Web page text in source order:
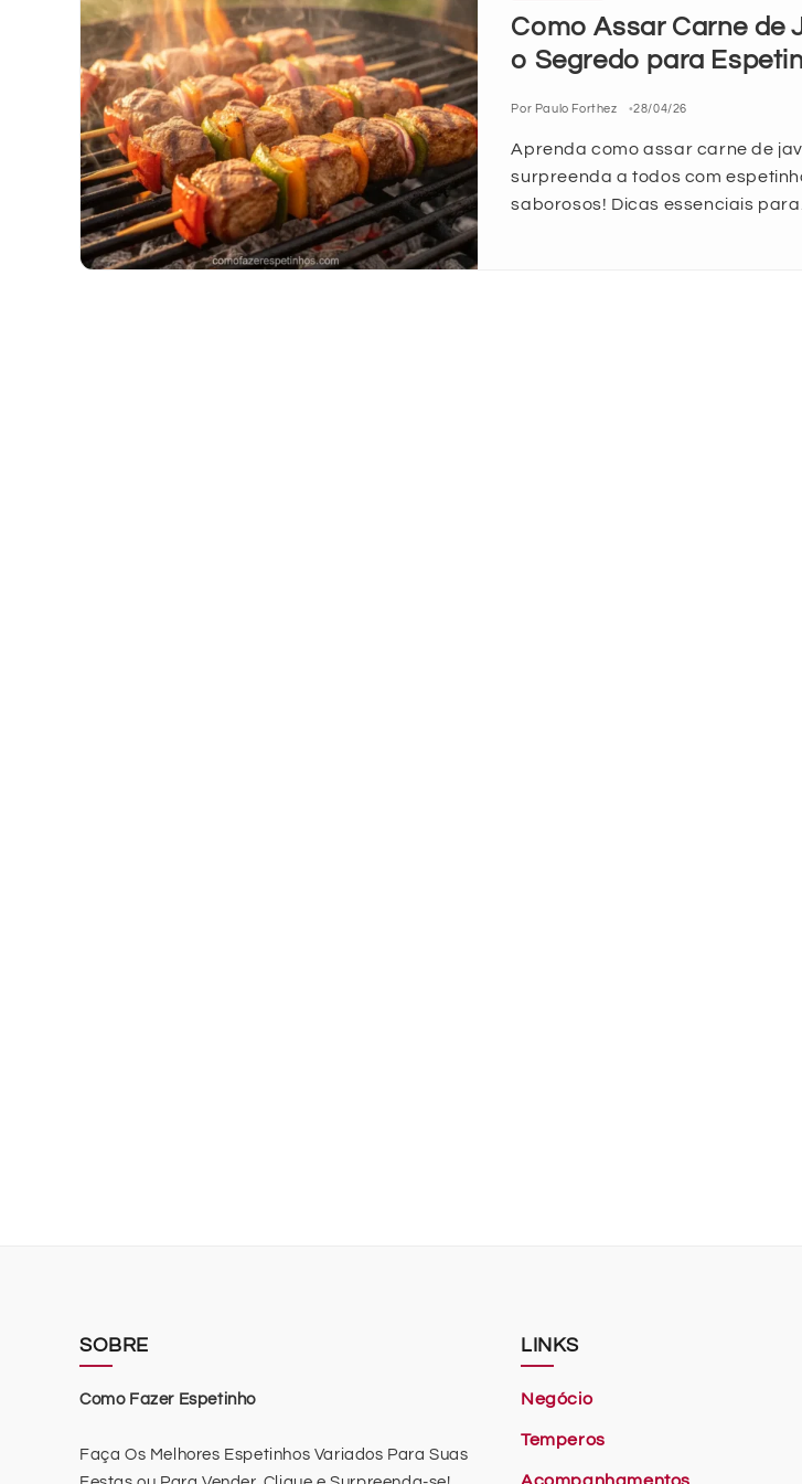
Como Assar Carne de
o Segredo para
Por Paulo Forthez 28/04/26
Aprenda como assar carne de
surpreenda a todos com
saborosos! Dicas essenciais
SOBRE
Como Fazer Espetinho
Faça Os Melhores Espetinhos Variados Para Suas
LINKS
Negócio
Temperos